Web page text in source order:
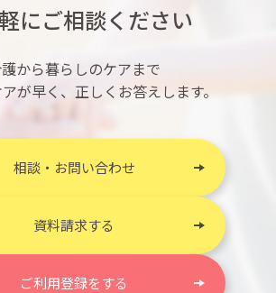
にご相談ください
から暮らしのケアまで
が早く、正しくお答えします。
相談・お問い合わせ
資料請求する
ご利用登録をする